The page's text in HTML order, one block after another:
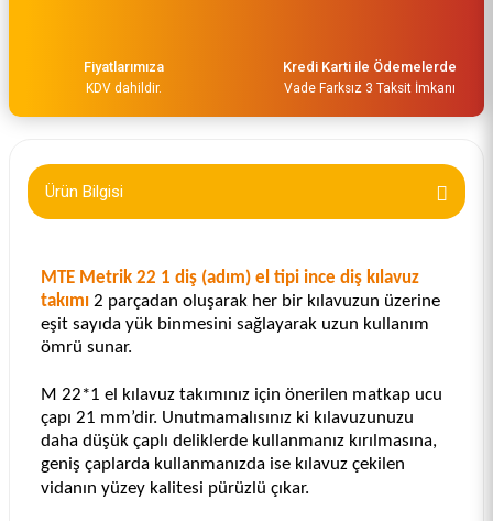
Fiyatlarımıza
KDV dahildir.
Kredi Karti ile Ödemelerde
Vade Farksız 3 Taksit İmkanı
Ürün Bilgisi
MTE Metrik 22 1 diş (adım) el tipi ince diş kılavuz
takımı 2 parçadan oluşarak her bir kılavuzun üzerine
eşit sayıda yük binmesini sağlayarak uzun kullanım
ömrü sunar.
M 22*1 el kılavuz takımınız için önerilen matkap ucu
çapı 21 mm’dir. Unutmamalısınız ki kılavuzunuzu
daha düşük çaplı deliklerde kullanmanız kırılmasına,
geniş çaplarda kullanmanızda ise kılavuz çekilen
vidanın yüzey kalitesi pürüzlü çıkar.